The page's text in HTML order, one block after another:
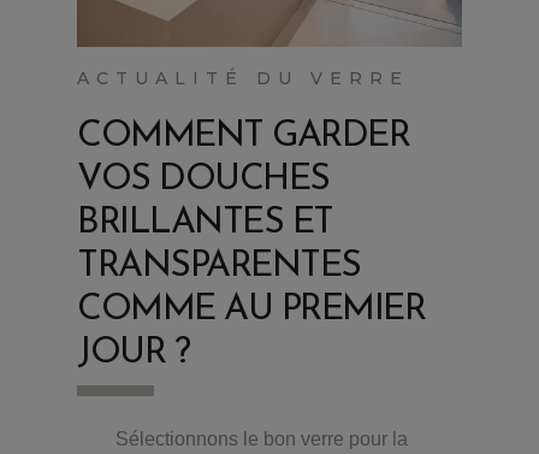
ACTUALITÉ DU VERRE
COMMENT GARDER
VOS DOUCHES
BRILLANTES ET
TRANSPARENTES
COMME AU PREMIER
JOUR ?
Sélectionnons le bon verre pour la